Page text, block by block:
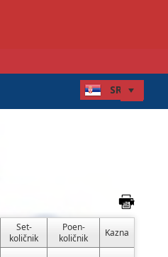
Set-
količnik
Poen-
količnik
Kazna